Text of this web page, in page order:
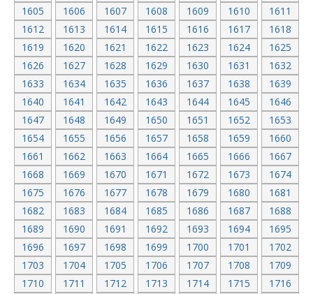
1605
1606 1607 1608 1609 1610
1611
1612
1613 1614 1615 1616 1617
1618
1619
1620 1621 1622 1623 1624
1625
1626
1627 1628 1629 1630 1631
1632
1633
1634 1635 1636 1637 1638
1639
1640
1641 1642 1643 1644 1645
1646
1647
1648 1649 1650 1651 1652
1653
1654
1655 1656 1657 1658 1659
1660
1661
1662 1663 1664 1665 1666
1667
1668
1669 1670 1671 1672 1673
1674
1675
1676 1677 1678 1679 1680
1681
1682
1683 1684 1685 1686 1687
1688
1689
1690 1691 1692 1693 1694
1695
1696
1697 1698 1699 1700 1701
1702
1703
1704 1705 1706 1707 1708
1709
1710
1711 1712 1713 1714 1715
1716